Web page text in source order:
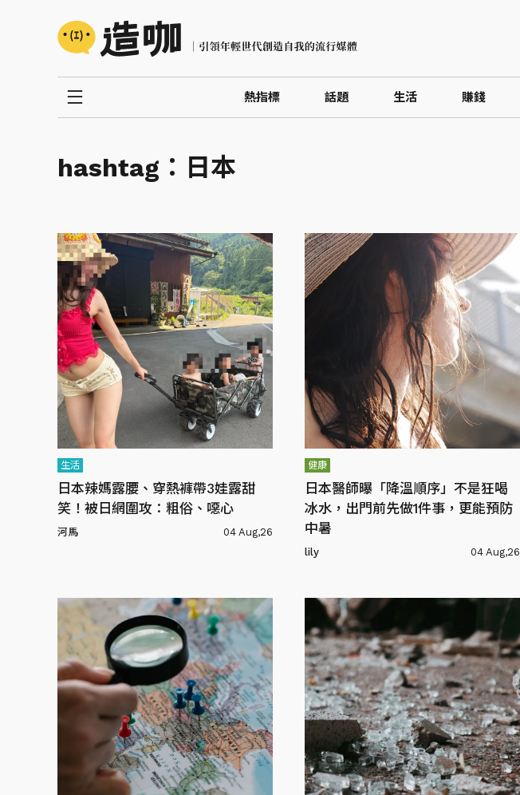
熱指標 話題 生活 賺錢
hashtag： 日本
生活
日本辣媽露腰、穿熱褲帶3娃露甜
笑！被日網圍攻：粗俗、噁心
河馬 04 Aug,26
健康
日本醫師曝「降溫順序」不是狂喝
冰水，出門前先做1件事，更能預防
中暑
lily 04 Aug,26